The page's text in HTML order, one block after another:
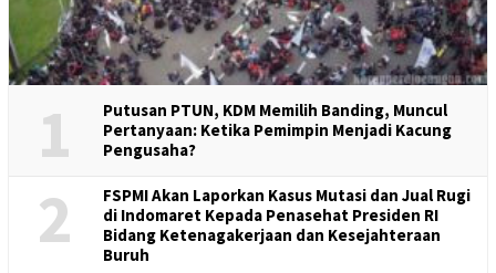
1
Putusan PTUN, KDM Memilih Banding, Muncul
Pertanyaan: Ketika Pemimpin Menjadi Kacung
Pengusaha?
2
FSPMI Akan Laporkan Kasus Mutasi dan Jual Rugi
di Indomaret Kepada Penasehat Presiden RI
Bidang Ketenagakerjaan dan Kesejahteraan
Buruh